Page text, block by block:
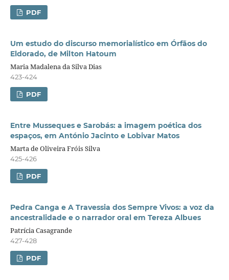
PDF
Um estudo do discurso memorialístico em Órfãos do
Eldorado, de Milton Hatoum
Maria Madalena da Silva Dias
423-424
PDF
Entre Musseques e Sarobás: a imagem poética dos
espaços, em António Jacinto e Lobivar Matos
Marta de Oliveira Fróis Silva
425-426
PDF
Pedra Canga e A Travessia dos Sempre Vivos: a voz da
ancestralidade e o narrador oral em Tereza Albues
Patrícia Casagrande
427-428
PDF